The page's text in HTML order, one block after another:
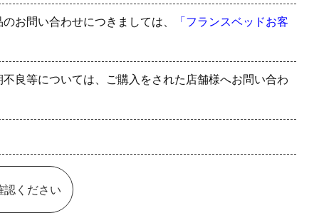
お問い合わせにつきましては、 「フランスベッドお客
良等については、ご購入をされた店舗様へお問い合わ
認ください